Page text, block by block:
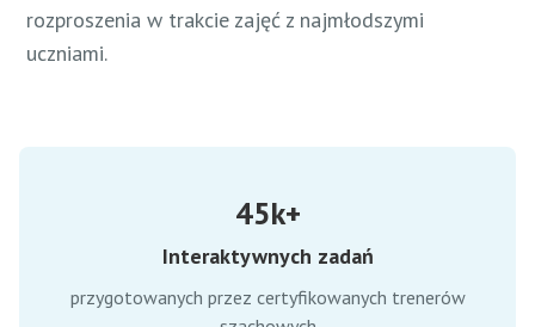
rozproszenia w trakcie zajęć z najmłodszymi
uczniami.
45k+
Interaktywnych zadań
przygotowanych przez certyfikowanych trenerów